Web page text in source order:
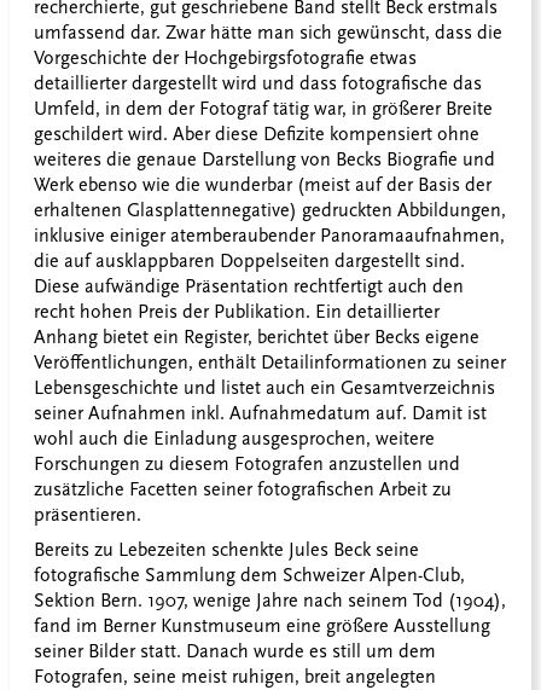
recherchierte, gut geschriebene Band stellt Beck erstmals
umfassend dar. Zwar hätte man sich gewünscht, dass die
Vorgeschichte der Hochgebirgsfotografie etwas
detaillierter dargestellt wird und dass fotografische das
Umfeld, in dem der Fotograf tätig war, in größerer Breite
geschildert wird. Aber diese Defizite kompensiert ohne
weiteres die genaue Darstellung von Becks Biografie und
Werk ebenso wie die wunderbar (meist auf der Basis der
erhaltenen Glasplattennegative) gedruckten Abbildungen,
inklusive einiger atemberaubender Panoramaaufnahmen,
die auf ausklappbaren Doppelseiten dargestellt sind.
Diese aufwändige Präsentation rechtfertigt auch den
recht hohen Preis der Publikation. Ein detaillierter
Anhang bietet ein Register, berichtet über Becks eigene
Veröffentlichungen, enthält Detailinformationen zu seiner
Lebensgeschichte und listet auch ein Gesamtverzeichnis
seiner Aufnahmen inkl. Aufnahmedatum auf. Damit ist
wohl auch die Einladung ausgesprochen, weitere
Forschungen zu diesem Fotografen anzustellen und
zusätzliche Facetten seiner fotografischen Arbeit zu
präsentieren.
Bereits zu Lebezeiten schenkte Jules Beck seine
fotografische Sammlung dem Schweizer Alpen-Club,
Sektion Bern. 1907, wenige Jahre nach seinem Tod (1904),
fand im Berner Kunstmuseum eine größere Ausstellung
seiner Bilder statt. Danach wurde es still um dem
Fotografen, seine meist ruhigen, breit angelegten